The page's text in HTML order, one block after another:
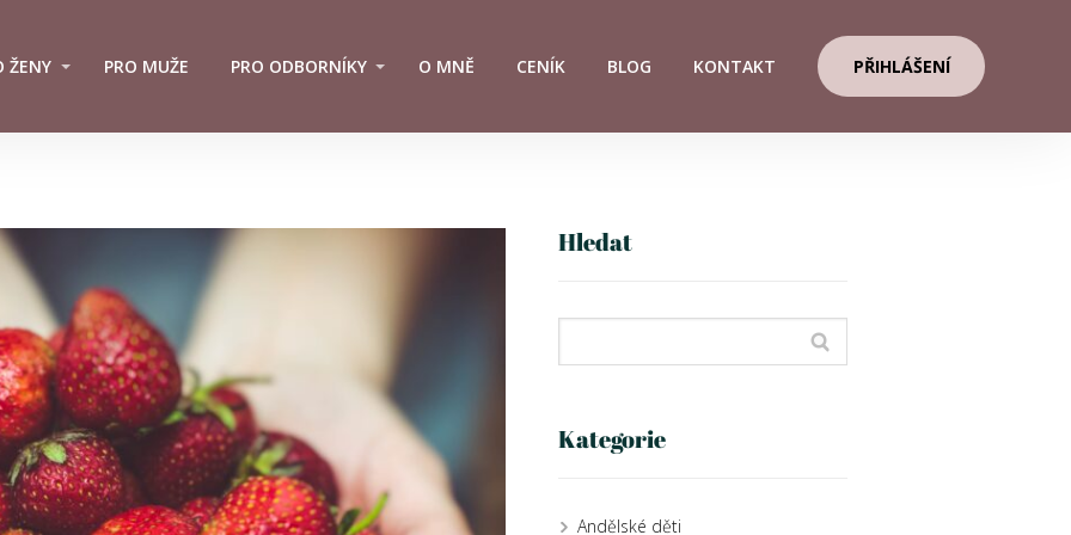
ŽENY PRO MUŽE PRO ODBORNÍKY O MNĚ CENÍK BLOG KONTAKT PŘIHLÁŠENÍ
Hledat
Kategorie
Andělské děti